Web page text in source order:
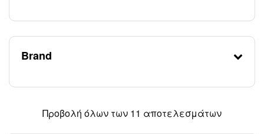
Brand
Προβολή όλων των 11 αποτελεσμάτωνSorted